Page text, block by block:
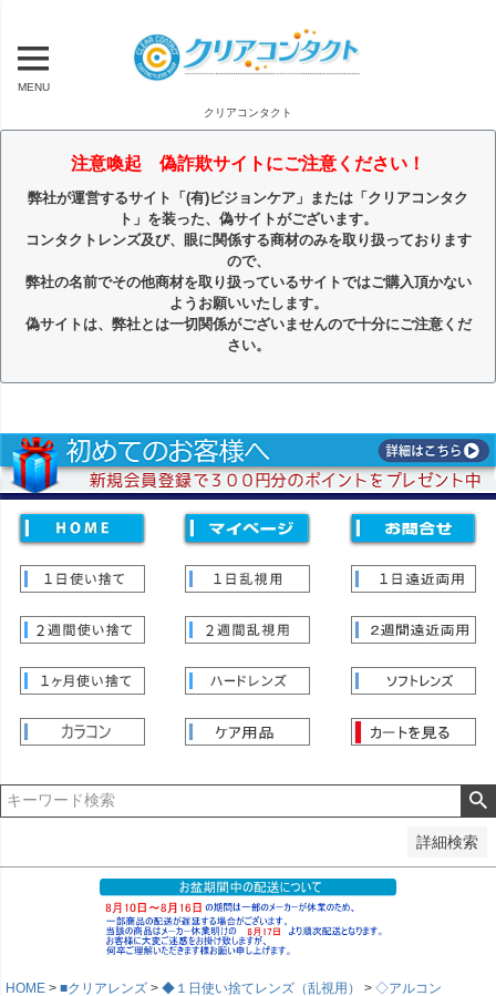
MENU
クリアコンタクト
注意喚起 偽詐欺サイトにご注意ください！
弊社が運営するサイト「(有)ビジョンケア」または「クリアコンタク
ト」を装った、偽サイトがございます。
コンタクトレンズ及び、眼に関係する商材のみを取り扱っております
ので、
弊社の名前でその他商材を取り扱っているサイトではご購入頂かない
ようお願いいたします。
偽サイトは、弊社とは一切関係がございませんので十分にご注意くだ
さい。
詳細検索
価格
〜
並び順
登録順
価格が高い順
レビュー順
キーワードヒット順
HOME ■クリアレンズ ◆１日使い捨てレンズ（乱視用）
◇アルコン